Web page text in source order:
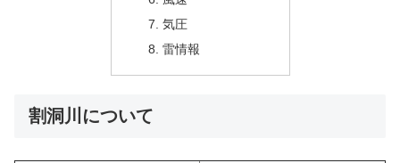
気圧
雷情報
割洞川について